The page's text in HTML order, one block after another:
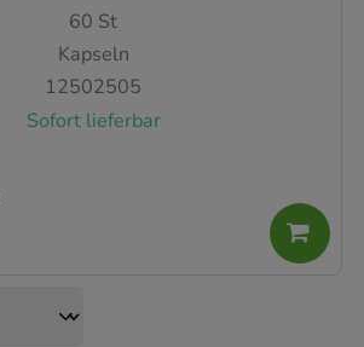
60 St
Kapseln
12502505
Sofort lieferbar